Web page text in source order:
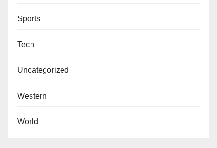
Sports
Tech
Uncategorized
Western
World